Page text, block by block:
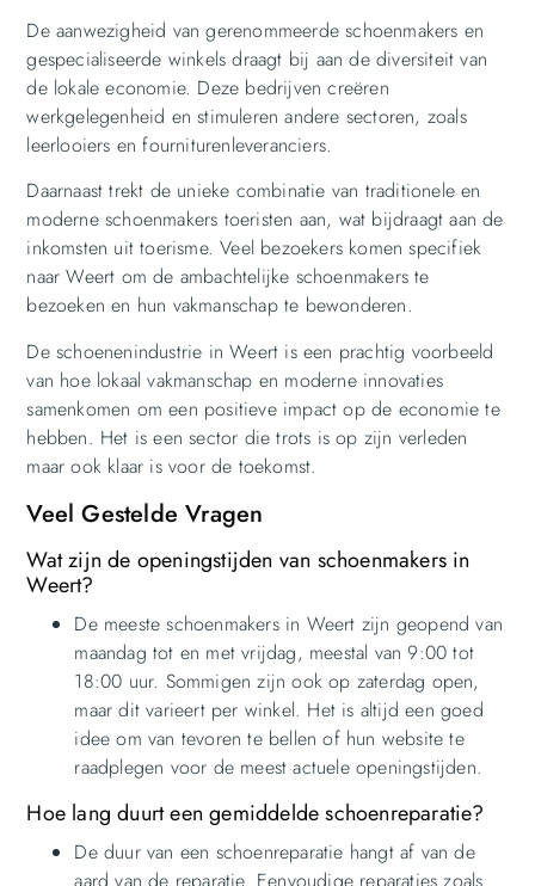
De aanwezigheid van gerenommeerde schoenmakers en
gespecialiseerde winkels draagt bij aan de diversiteit van
de lokale economie. Deze bedrijven creëren
werkgelegenheid en stimuleren andere sectoren, zoals
leerlooiers en fourniturenleveranciers.
Daarnaast trekt de unieke combinatie van traditionele en
moderne schoenmakers toeristen aan, wat bijdraagt aan de
inkomsten uit toerisme. Veel bezoekers komen specifiek
naar Weert om de ambachtelijke schoenmakers te
bezoeken en hun vakmanschap te bewonderen.
De schoenenindustrie in Weert is een prachtig voorbeeld
van hoe lokaal vakmanschap en moderne innovaties
samenkomen om een positieve impact op de economie te
hebben. Het is een sector die trots is op zijn verleden
maar ook klaar is voor de toekomst.
Veel Gestelde Vragen
Wat zijn de openingstijden van schoenmakers in
Weert?
De meeste schoenmakers in Weert zijn geopend van
maandag tot en met vrijdag, meestal van 9:00 tot
18:00 uur. Sommigen zijn ook op zaterdag open,
maar dit varieert per winkel. Het is altijd een goed
idee om van tevoren te bellen of hun website te
raadplegen voor de meest actuele openingstijden.
Hoe lang duurt een gemiddelde schoenreparatie?
De duur van een schoenreparatie hangt af van de
aard van de reparatie. Eenvoudige reparaties zoals